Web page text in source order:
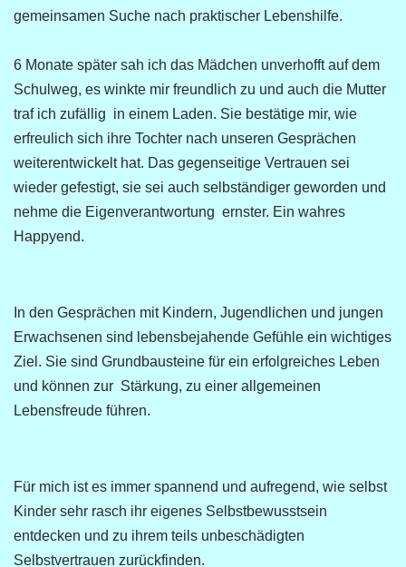
gemeinsamen Suche nach praktischer Lebenshilfe.
6 Monate später sah ich das Mädchen unverhofft auf dem
Schulweg, es winkte mir freundlich zu und auch die Mutter
traf ich zufällig in einem Laden. Sie bestätige mir, wie
erfreulich sich ihre Tochter nach unseren Gesprächen
weiterentwickelt hat. Das gegenseitige Vertrauen sei
wieder gefestigt, sie sei auch selbständiger geworden und
nehme die Eigenverantwortung ernster. Ein wahres
Happyend.
In den Gesprächen mit Kindern, Jugendlichen und jungen
Erwachsenen sind lebensbejahende Gefühle ein wichtiges
Ziel. Sie sind Grundbausteine für ein erfolgreiches Leben
und können zur Stärkung, zu einer allgemeinen
Lebensfreude führen.
Für mich ist es immer spannend und aufregend, wie selbst
Kinder sehr rasch ihr eigenes Selbstbewusstsein
entdecken und zu ihrem teils unbeschädigten
Selbstvertrauen zurückfinden.